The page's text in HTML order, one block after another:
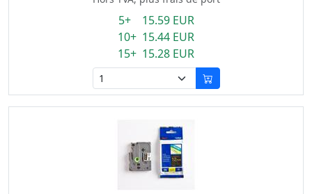
5+ 15.59 EUR
10+ 15.44 EUR
15+ 15.28 EUR